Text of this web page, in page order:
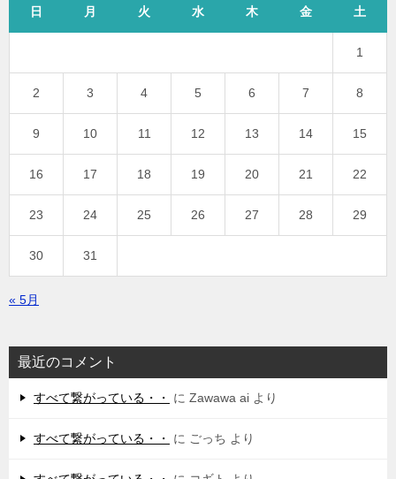
日 月 火 水 木 金 土
1
2 3 4 5 6 7 8
9 10 11 12 13 14 15
16 17 18 19 20 21 22
23 24 25 26 27 28 29
30 31
« 5月
最近のコメント
すべて繋がっている・・ に Zawawa ai より
すべて繋がっている・・ に ごっち より